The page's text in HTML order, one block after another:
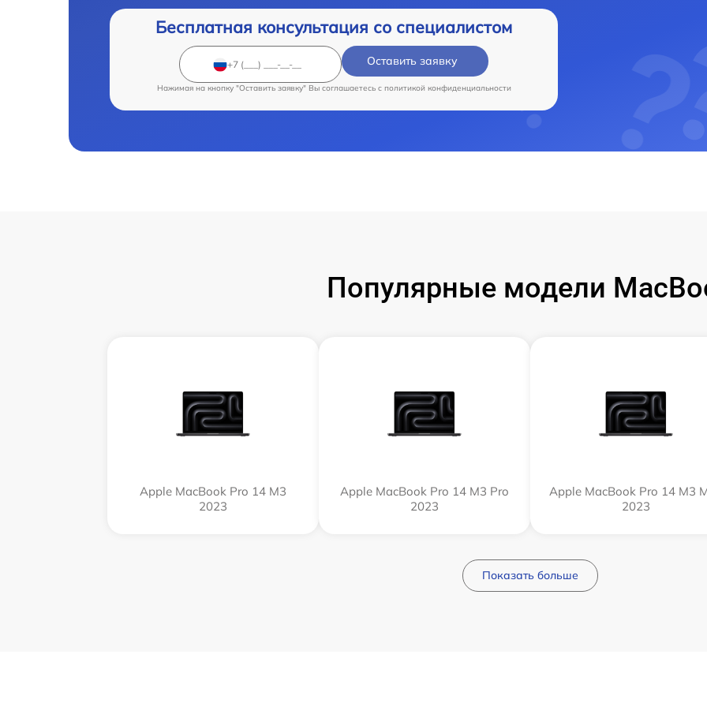
Бесплатная консультация со специалистом
Оставить заявку
Нажимая на кнопку "Оставить заявку" Вы соглашаетесь c политикой конфиденциальности
Популярные модели
Apple MacBook Pro 14 M3
2023
Apple MacBook Pro 14 M3 Pro
2023
Apple MacBook Pro 14 M3
2023
Показать больше